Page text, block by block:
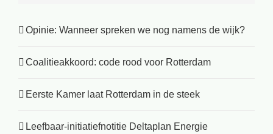
Opinie: Wanneer spreken we nog namens de wijk?
Coalitieakkoord: code rood voor Rotterdam
Eerste Kamer laat Rotterdam in de steek
Leefbaar-initiatiefnotitie Deltaplan Energie